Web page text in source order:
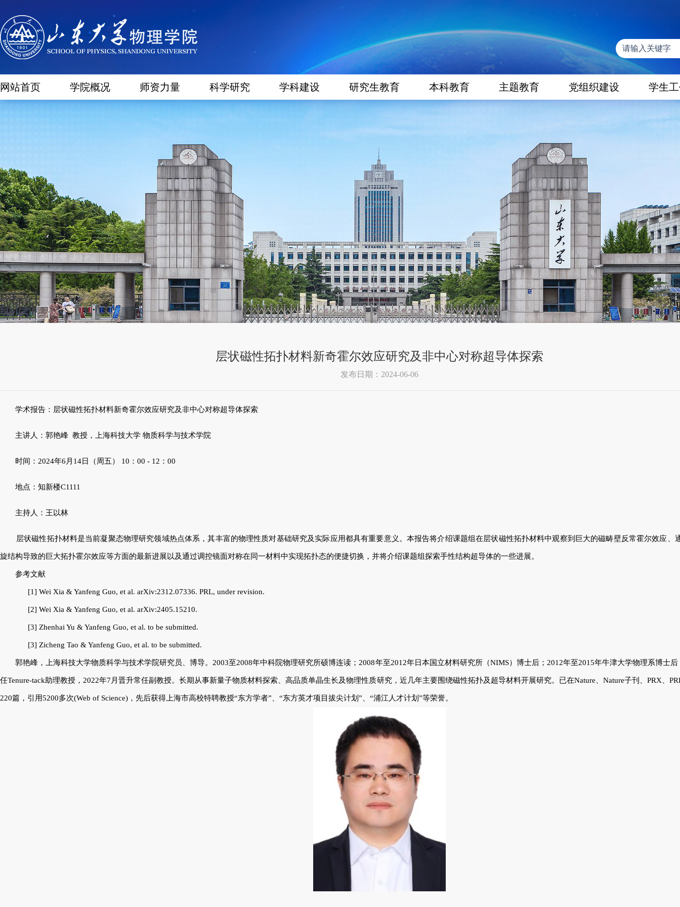
网站首页 学院概况 师资力量 科学研究 学科建设 研究生教育 本科教育 主题教育 党组织建设 学生
层状磁性拓扑材料新奇霍尔效应研究及非中心对称超导体探索
发布日期：2024-06-06
学术报告：层状磁性拓扑材料新奇霍尔效应研究及非中心对称超导体探索
主讲人：郭艳峰 教授，上海科技大学 物质科学与技术学院
时间：2024年6月14日（周五） 10：00 - 12：00
地点：知新楼C1111
主持人：王以林
层状磁性拓扑材料是当前凝聚态物理研究领域热点体系，其丰富的物理性质对基础研究及实际应用都具有重要意义。本报告将介绍课题组在层状磁性拓扑材料中观察到巨大的磁畴壁反常霍尔效应、
旋结构导致的巨大拓扑霍尔效应等方面的最新进展以及通过调控镜面对称在同一材料中实现拓扑态的便捷切换，并将介绍课题组探索手性结构超导体的一些进展。
参考文献
[1] Wei Xia & Yanfeng Guo, et al. arXiv:2312.07336. PRL, under revision.
[2] Wei Xia & Yanfeng Guo, et al. arXiv:2405.15210.
[3] Zhenhai Yu & Yanfeng Guo, et al. to be submitted.
[3] Zicheng Tao & Yanfeng Guo, et al. to be submitted.
郭艳峰，上海科技大学物质科学与技术学院研究员、博导。2003至2008年中科院物理研究所硕博连读；2008年至2012年日本国立材料研究所（NIMS）博士后；2012年至2015年牛津大学物理系博士
任Tenure-tack助理教授，2022年7月晋升常任副教授。长期从事新量子物质材料探索、高品质单晶生长及物理性质研究，近几年主要围绕磁性拓扑及超导材料开展研究。已在Nature、Nature子刊、PRX、
220篇，引用5200多次(Web of Science)，先后获得上海市高校特聘教授“东方学者”、“东方英才项目拔尖计划”、“浦江人才计划”等荣誉。